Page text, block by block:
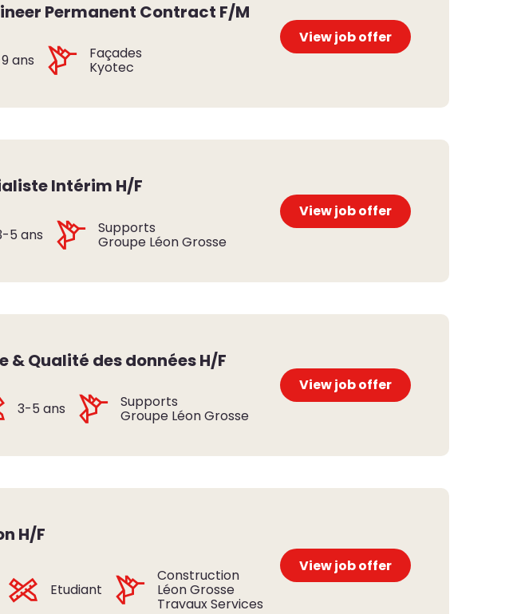
Permanent Contract F/M
ans Façades
Kyotec
View job offer
Intérim H/F
5 ans Supports
Groupe Léon Grosse
View job offer
& Qualité des données H/F
3-5 ans Supports
Groupe Léon Grosse
View job offer
H/F
Etudiant
Construction
Léon Grosse
Travaux Services
View job offer